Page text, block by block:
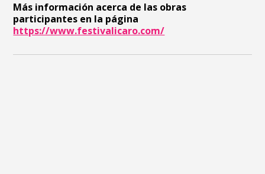
Más información acerca de las obras
participantes en la página
https://www.festivalicaro.com/